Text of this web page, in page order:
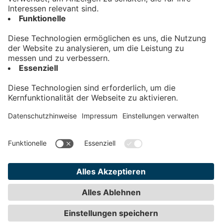
Kontakt
Impressum
Teilnahmebedingungen
Privatsphäre